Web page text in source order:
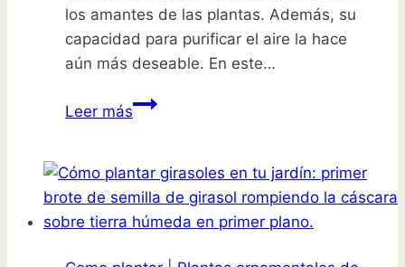
los amantes de las plantas. Además, su
capacidad para purificar el aire la hace
aún más deseable. En este…
Leer másDescubre
morada
que
transformará